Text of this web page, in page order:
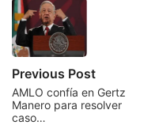
Previous Post
AMLO confía en Gertz
Manero para resolver
caso…